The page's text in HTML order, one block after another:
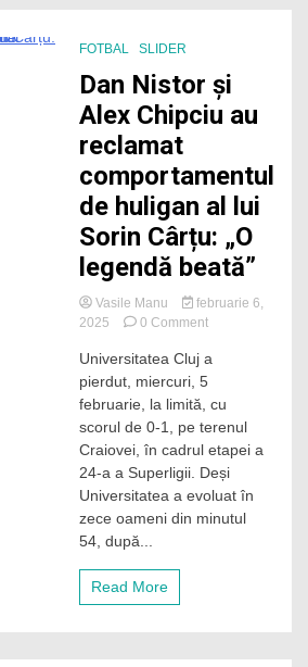
FOTBAL SLIDER
Dan Nistor și
Alex Chipciu au
reclamat
comportamentul
de huligan al lui
Sorin Cârțu: „O
legendă beată”
Vasile Manu
februarie 6,
2025
0 Commenton
Nistor
și
Alex
Chipciu
reclamat
comportamentul
de
huligan
Universitatea Cluj a
pierdut, miercuri, 5
februarie, la limită, cu
scorul de 0-1, pe terenul
Craiovei, în cadrul etapei a
24-a a Superligii. Deși
Universitatea a evoluat în
zece oameni din minutul
54, după...
Read More